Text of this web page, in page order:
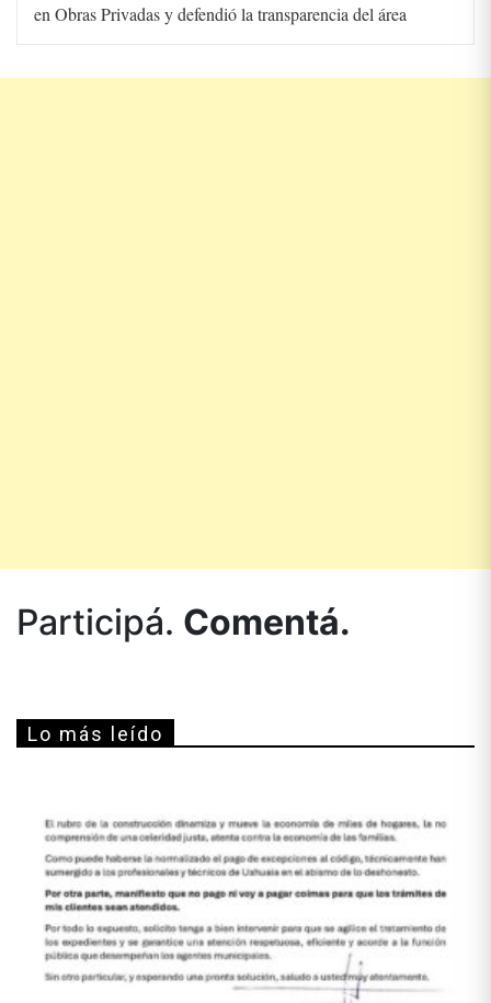
en Obras Privadas y defendió la transparencia del área
Participá. Comentá.
Lo más leído